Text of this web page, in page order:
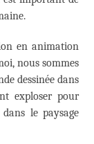
en animation
nous sommes
dessinée dans
exploser pour
le paysage